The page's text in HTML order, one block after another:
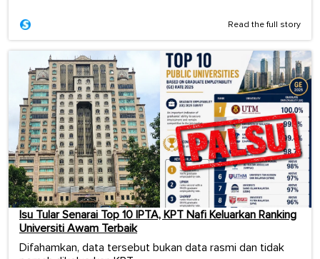
Read the full story
Isu Tular Senarai Top 10 IPTA, KPT Nafi Keluarkan Ranking
Universiti Awam Terbaik
Difahamkan, data tersebut bukan data rasmi dan tidak